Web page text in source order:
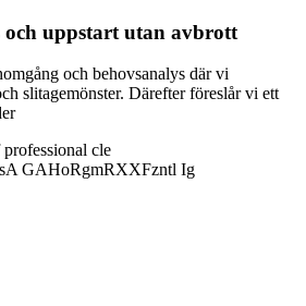
och uppstart utan avbrott
och behovsanalys där vi
slitagemönster. Därefter föreslår vi ett